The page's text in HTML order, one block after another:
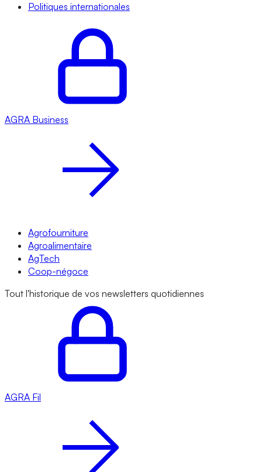
Politiques internationales
AGRA Business
Agrofourniture
Agroalimentaire
AgTech
Coop-négoce
Tout l'historique de vos newsletters quotidiennes
AGRA Fil